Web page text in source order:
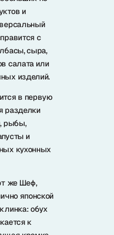
и
с
сыра,
салата или
изделий.
в первую
разделки
рыбы,
и
кухонных
же Шеф,
японской
обух
к